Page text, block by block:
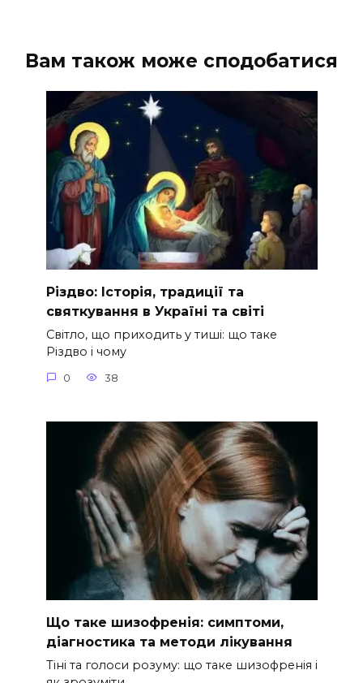
Вам також може сподобатися
Різдво: Історія, традиції та
святкування в Україні та світі
Світло, що приходить у тиші: що таке
Різдво і чому
0 38
Що таке шизофренія: симптоми,
діагностика та методи лікування
Тіні та голоси розуму: що таке шизофренія і